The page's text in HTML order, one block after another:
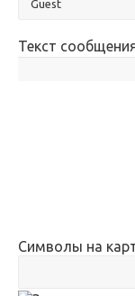
Текст
Символы на